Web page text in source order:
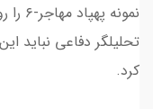
تحلیلگر دفاعی نباید
کرد.